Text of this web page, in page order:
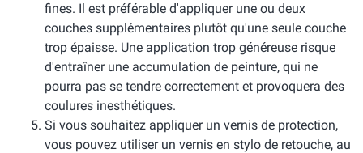
fines. Il est préférable d'appliquer une ou deux
couches supplémentaires plutôt qu'une seule couche
trop épaisse. Une application trop généreuse risque
d'entraîner une accumulation de peinture, qui ne
pourra pas se tendre correctement et provoquera des
coulures inesthétiques.
Si vous souhaitez appliquer un vernis de protection,
vous pouvez utiliser un vernis en stylo de retouche, au